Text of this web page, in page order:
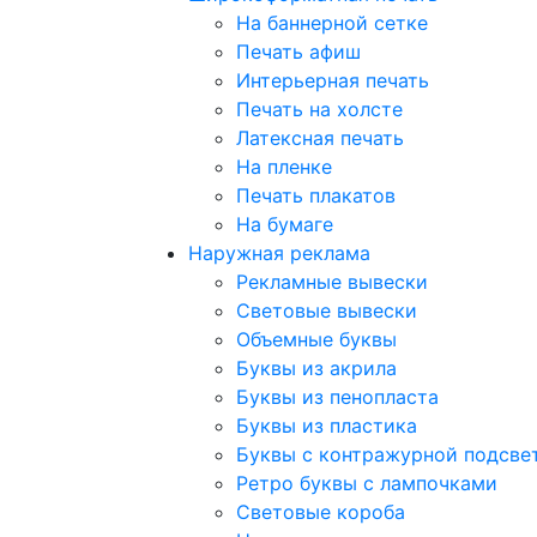
На баннерной сетке
Печать афиш
Интерьерная печать
Печать на холсте
Латексная печать
На пленке
Печать плакатов
На бумаге
Наружная реклама
Рекламные вывески
Световые вывески
Объемные буквы
Буквы из акрила
Буквы из пенопласта
Буквы из пластика
Буквы с контражурной
Ретро буквы с лампочками
Световые короба